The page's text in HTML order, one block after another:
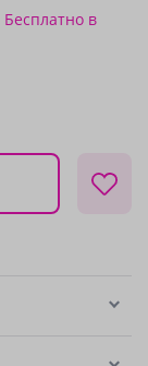
Бесплатно в